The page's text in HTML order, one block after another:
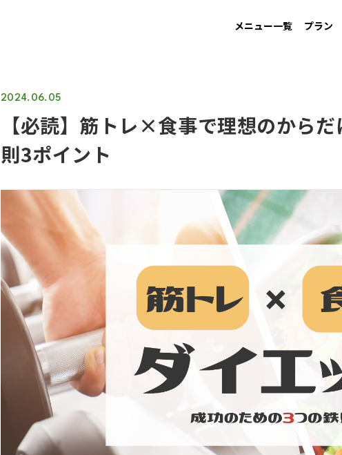
メニュー一覧 プラン
2024.06.05
【必読】筋トレ×食事で理想のから
則3ポイント